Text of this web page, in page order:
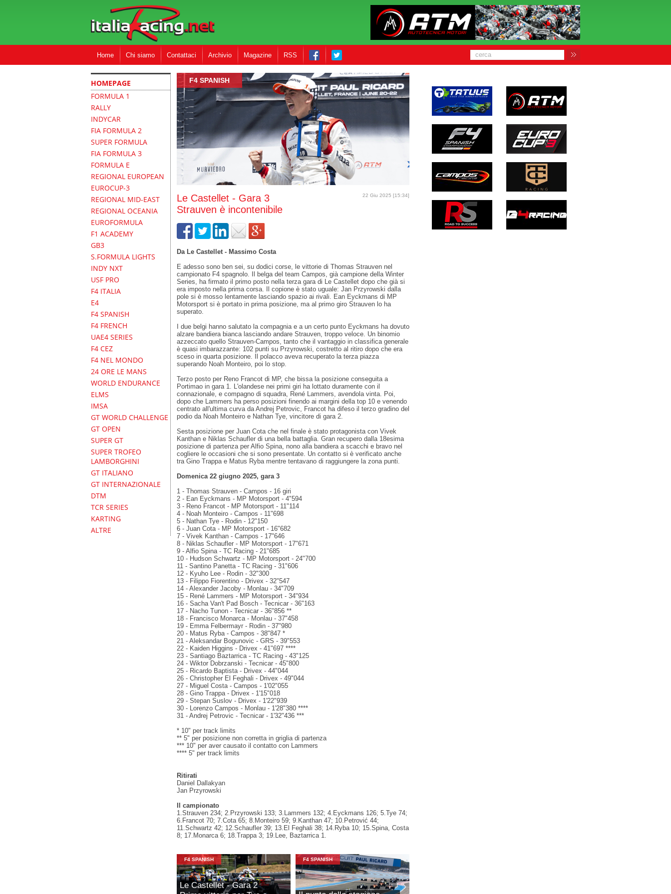
Home Chi siamo Contattaci Archivio Magazine RSS
HOMEPAGE
FORMULA 1
RALLY
INDYCAR
FIA FORMULA 2
SUPER FORMULA
FIA FORMULA 3
FORMULA E
REGIONAL EUROPEAN
EUROCUP-3
REGIONAL MID-EAST
REGIONAL OCEANIA
EUROFORMULA
F1 ACADEMY
GB3
S.FORMULA LIGHTS
INDY NXT
USF PRO
F4 ITALIA
E4
F4 SPANISH
F4 FRENCH
UAE4 SERIES
F4 CEZ
F4 NEL MONDO
24 ORE LE MANS
WORLD ENDURANCE
ELMS
IMSA
GT WORLD CHALLENGE
GT OPEN
SUPER GT
SUPER TROFEO
LAMBORGHINI
GT ITALIANO
GT INTERNAZIONALE
DTM
TCR SERIES
KARTING
ALTRE
F4 SPANISH
22 Giu 2025 [15:34]
Le Castellet - Gara 3
Strauven è incontenibile
Da Le Castellet - Massimo Costa
E adesso sono ben sei, su dodici corse, le vittorie di Thomas Strauven nel
campionato F4 spagnolo. Il belga del team Campos, già campione della Winter
Series, ha firmato il primo posto nella terza gara di Le Castellet dopo che già si
era imposto nella prima corsa. Il copione è stato uguale: Jan Przyrowski dalla
pole si è mosso lentamente lasciando spazio ai rivali. Ean Eyckmans di MP
Motorsport si è portato in prima posizione, ma al primo giro Strauven lo ha
superato.
I due belgi hanno salutato la compagnia e a un certo punto Eyckmans ha dovuto
alzare bandiera bianca lasciando andare Strauven, troppo veloce. Un binomio
azzeccato quello Strauven-Campos, tanto che il vantaggio in classifica generale
è quasi imbarazzante: 102 punti su Przyrowski, costretto al ritiro dopo che era
sceso in quarta posizione. Il polacco aveva recuperato la terza piazza
superando Noah Monteiro, poi lo stop.
Terzo posto per Reno Francot di MP, che bissa la posizione conseguita a
Portimao in gara 1. L'olandese nei primi giri ha lottato duramente con il
connazionale, e compagno di squadra, René Lammers, avendola vinta. Poi,
dopo che Lammers ha perso posizioni finendo ai margini della top 10 e venendo
centrato all'ultima curva da Andrej Petrovic, Francot ha difeso il terzo gradino del
podio da Noah Monteiro e Nathan Tye, vincitore di gara 2.
Sesta posizione per Juan Cota che nel finale è stato protagonista con Vivek
Kanthan e Niklas Schaufler di una bella battaglia. Gran recupero dalla 18esima
posizione di partenza per Alfio Spina, nono alla bandiera a scacchi e bravo nel
cogliere le occasioni che si sono presentate. Un contatto si è verificato anche
tra Gino Trappa e Matus Ryba mentre tentavano di raggiungere la zona punti.
Domenica 22 giugno 2025, gara 3
1 - Thomas Strauven - Campos - 16 giri
2 - Ean Eyckmans - MP Motorsport - 4"594
3 - Reno Francot - MP Motorsport - 11"114
4 - Noah Monteiro - Campos - 11"698
5 - Nathan Tye - Rodin - 12"150
6 - Juan Cota - MP Motorsport - 16"682
7 - Vivek Kanthan - Campos - 17"646
8 - Niklas Schaufler - MP Motorsport - 17"671
9 - Alfio Spina - TC Racing - 21"685
10 - Hudson Schwartz - MP Motorsport - 24"700
11 - Santino Panetta - TC Racing - 31"606
12 - Kyuho Lee - Rodin - 32"300
13 - Filippo Fiorentino - Drivex - 32"547
14 - Alexander Jacoby - Monlau - 34"709
15 - René Lammers - MP Motorsport - 34"934
16 - Sacha Van't Pad Bosch - Tecnicar - 36"163
17 - Nacho Tunon - Tecnicar - 36"856 **
18 - Francisco Monarca - Monlau - 37"458
19 - Emma Felbermayr - Rodin - 37"980
20 - Matus Ryba - Campos - 38"847 *
21 - Aleksandar Bogunovic - GRS - 39"553
22 - Kaiden Higgins - Drivex - 41"697 ****
23 - Santiago Baztarrica - TC Racing - 43"125
24 - Wiktor Dobrzanski - Tecnicar - 45"800
25 - Ricardo Baptista - Drivex - 44"044
26 - Christopher El Feghali - Drivex - 49"044
27 - Miguel Costa - Campos - 1'02"055
28 - Gino Trappa - Drivex - 1'15"018
29 - Stepan Suslov - Drivex - 1'22"939
30 - Lorenzo Campos - Monlau - 1'28"380 ****
31 - Andrej Petrovic - Tecnicar - 1'32"436 ***
* 10" per track limits
** 5" per posizione non corretta in griglia di partenza
*** 10" per aver causato il contatto con Lammers
**** 5" per track limits
Ritirati
Daniel Dallakyan
Jan Przyrowski
Il campionato
1.Strauven 234; 2.Przyrowski 133; 3.Lammers 132; 4.Eyckmans 126; 5.Tye 74;
6.Francot 70; 7.Cota 65; 8.Monteiro 59; 9.Kanthan 47; 10.Petrović 44;
11.Schwartz 42; 12.Schaufler 39; 13.El Feghali 38; 14.Ryba 10; 15.Spina, Costa
8; 17.Monarca 6; 18.Trappa 3; 19.Lee, Baztarrica 1.
F4 SPANISH
Le Castellet - Gara 2
F4 SPANISH